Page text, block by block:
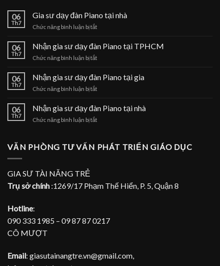
06
Th7
Gia sư dạy đàn Piano tại nhà
Chức năng bình luận bị tắtở
dạy
đàn
tại
06
Th7
Nhận gia sư dạy đàn Piano tại TPHCM
Chức năng bình luận bị tắtở
gia
sư
dạy
Piano
TPHCM
06
Th7
Nhận gia sư dạy đàn Piano tại gia
Chức năng bình luận bị tắtở
gia
sư
dạy
tại
06
Th7
Nhận gia sư dạy đàn Piano tại nhà
Chức năng bình luận bị tắtở
sư
nhà
VĂN PHÒNG TƯ VẤN PHÁT TRIỂN GIÁO DỤC
GIA SƯ TÀI NĂNG TRẺ
Trụ sở chính :1269/17 Phạm Thế Hiển, P. 5, Quận 8
Hotline:
090 333 1985 – 09 87 87 0217
CÔ MƯỢT
Email: giasutainangtre.vn@gmail.com,